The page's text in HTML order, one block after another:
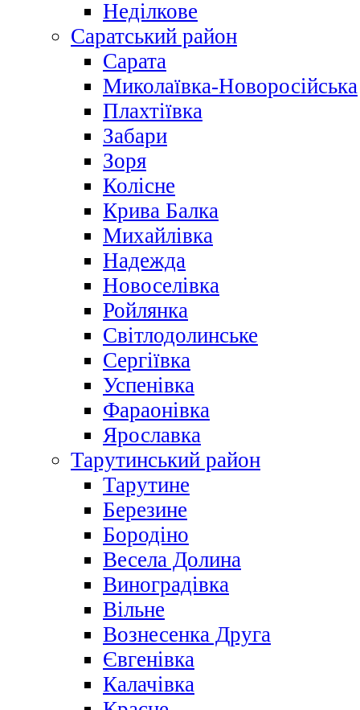
Неділкове
Саратський район
Сарата
Миколаївка-Новоросійська
Плахтіївка
Забари
Зоря
Колісне
Крива Балка
Михайлівка
Надежда
Новоселівка
Ройлянка
Світлодолинське
Сергіївка
Успенівка
Фараонівка
Ярославка
Тарутинський район
Тарутине
Березине
Бородіно
Весела Долина
Виноградівка
Вільне
Вознесенка Друга
Євгенівка
Калачівка